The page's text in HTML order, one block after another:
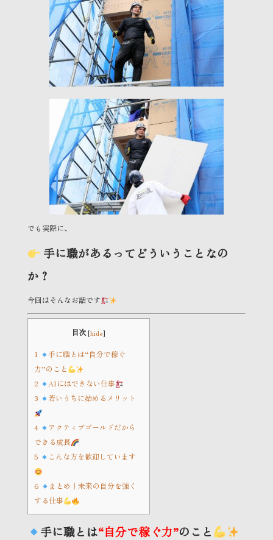
でも実際に、
手に職があるってどういうことなの
か？
今回はそんなお話です
目次 [hide]
1
手に職とは“自分で稼ぐ
力”のこと
2
AIにはできない仕事
3
若いうちに始めるメリット
4
アクティブゴールドだから
できる成長
5
こんな方を歓迎しています
6
まとめ｜未来の自分を強く
する仕事
手に職とは“自分で稼ぐ力”のこと